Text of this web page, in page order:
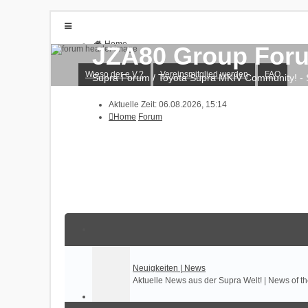
Home
Forum
Wieso der e.V.?
Vereinsmitglied werden
FAQ
Anmelden
Registrieren
JZA80 Group
Supra Forum / Toyota Supra MKIV Community!
Wieso der e.V.? Vereinsmitglied werden FAQ
Aktuelle Zeit: 06.08.2026, 15:14
Home Forum
Neuigkeiten | News
Aktuelle News aus der Supra Welt! | News of